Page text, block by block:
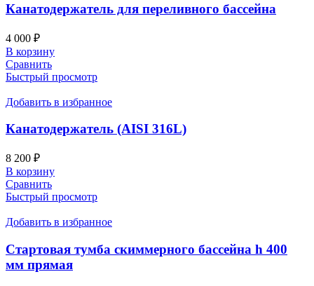
Канатодержатель для переливного бассейна
4 000 ₽
В корзину
Сравнить
Быстрый просмотр
Добавить в избранное
Канатодержатель (AISI 316L)
8 200 ₽
В корзину
Сравнить
Быстрый просмотр
Добавить в избранное
Стартовая тумба скиммерного бассейна h 400
мм прямая